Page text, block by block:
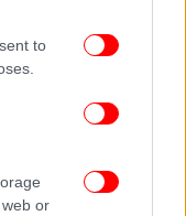
to
or